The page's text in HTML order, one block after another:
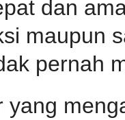
dan
maupun
pernah
yang